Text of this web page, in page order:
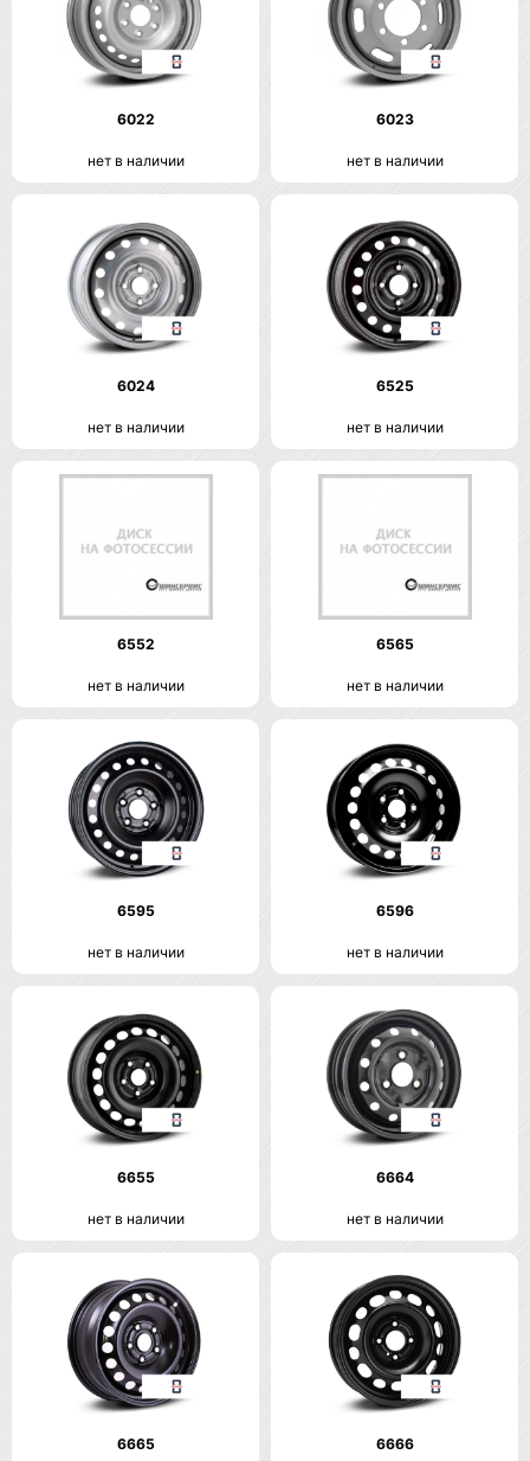
6022
нет в наличии
6023
нет в наличии
6024
нет в наличии
6525
нет в наличии
6552
нет в наличии
6565
нет в наличии
6595
нет в наличии
6596
нет в наличии
6655
нет в наличии
6664
нет в наличии
6665
6666